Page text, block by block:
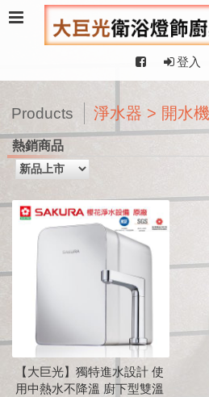
登入
Products 淨水器 > 開水機
熱銷商品
【大巨光】獨特進水設計 使
用中熱水不降溫 廚下型雙溫